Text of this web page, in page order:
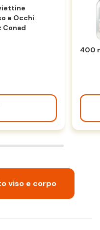
e Occhi
Conad
400
viso e corpo